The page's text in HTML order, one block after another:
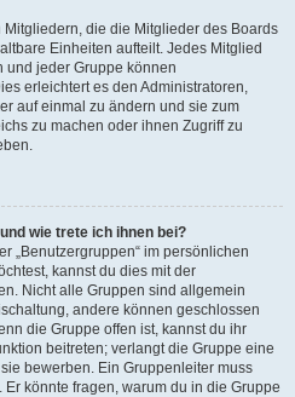
die die Mitglieder des Boards
Einheiten aufteilt. Jedes Mitglied
und jeder Gruppe können
erleichtert es den Administratoren,
auf einmal zu ändern und sie zum
zu machen oder ihnen Zugriff zu
wie trete ich ihnen bei?
„Benutzergruppen“ im persönlichen
kannst du dies mit der
Nicht alle Gruppen sind allgemein
andere können geschlossen
die Gruppe offen ist, kannst du ihr
beitreten; verlangt die Gruppe eine
bewerben. Ein Gruppenleiter muss
könnte fragen, warum du in die Gruppe